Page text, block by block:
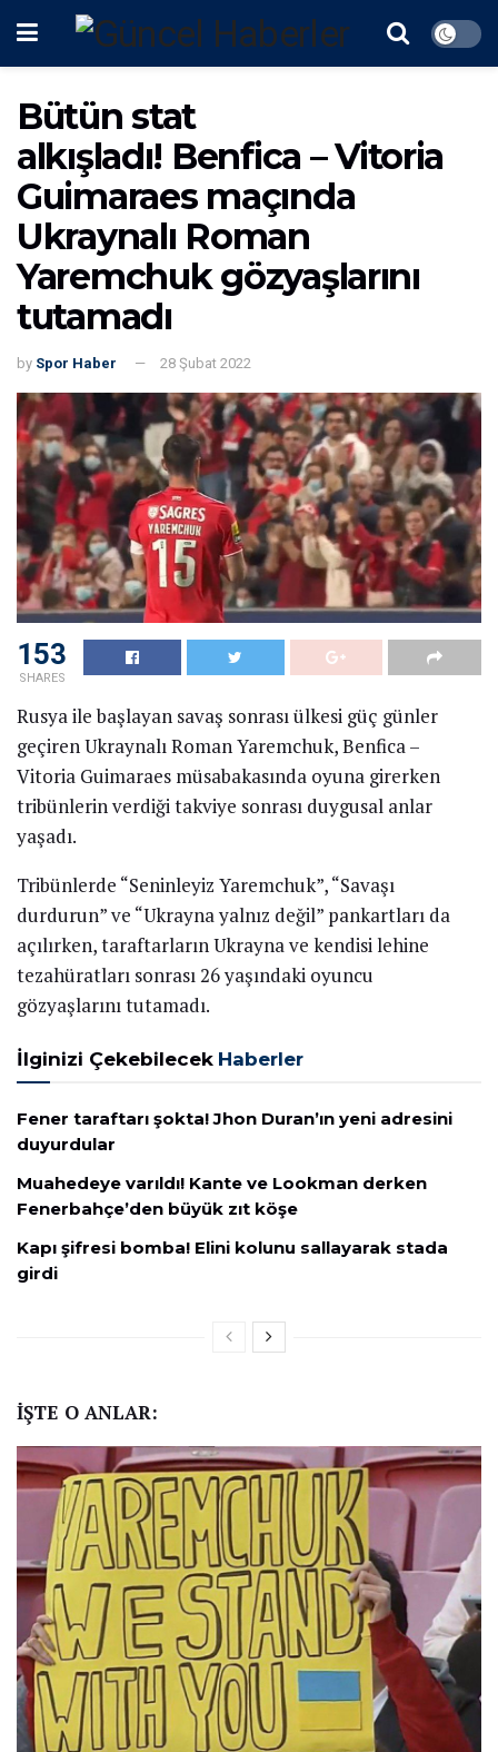
Bütün stat
alkışladı! Benfica – Vitoria
Guimaraes maçında
Ukraynalı Roman
Yaremchuk gözyaşlarını
tutamadı
by Spor Haber 28 Şubat 2022
153
SHARES
Rusya ile başlayan savaş sonrası ülkesi güç günler
geçiren Ukraynalı Roman Yaremchuk, Benfica –
Vitoria Guimaraes müsabakasında oyuna girerken
tribünlerin verdiği takviye sonrası duygusal anlar
yaşadı.
Tribünlerde “Seninleyiz Yaremchuk”, “Savaşı
durdurun” ve “Ukrayna yalnız değil” pankartları da
açılırken, taraftarların Ukrayna ve kendisi lehine
tezahüratları sonrası 26 yaşındaki oyuncu
gözyaşlarını tutamadı.
İlginizi Çekebilecek Haberler
Fener taraftarı şokta! Jhon Duran’ın yeni adresini
duyurdular
Muahedeye varıldı! Kante ve Lookman derken
Fenerbahçe’den büyük zıt köşe
Kapı şifresi bomba! Elini kolunu sallayarak stada
girdi
İŞTE O ANLAR: